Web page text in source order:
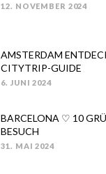
POSTED
12. NOVEMBER 2024
AMSTERDAM
CITYTRIP-GUIDE
POSTED
6. JUNI 2024
BARCELONA ♡ 10
BESUCH
POSTED
31. MAI 2024